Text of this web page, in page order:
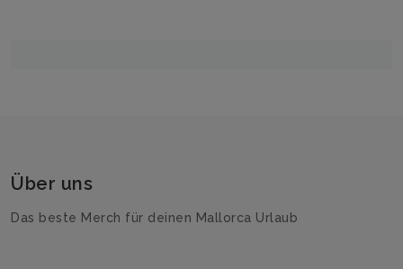
Über uns
Das beste Merch für deinen Mallorca Urlaub